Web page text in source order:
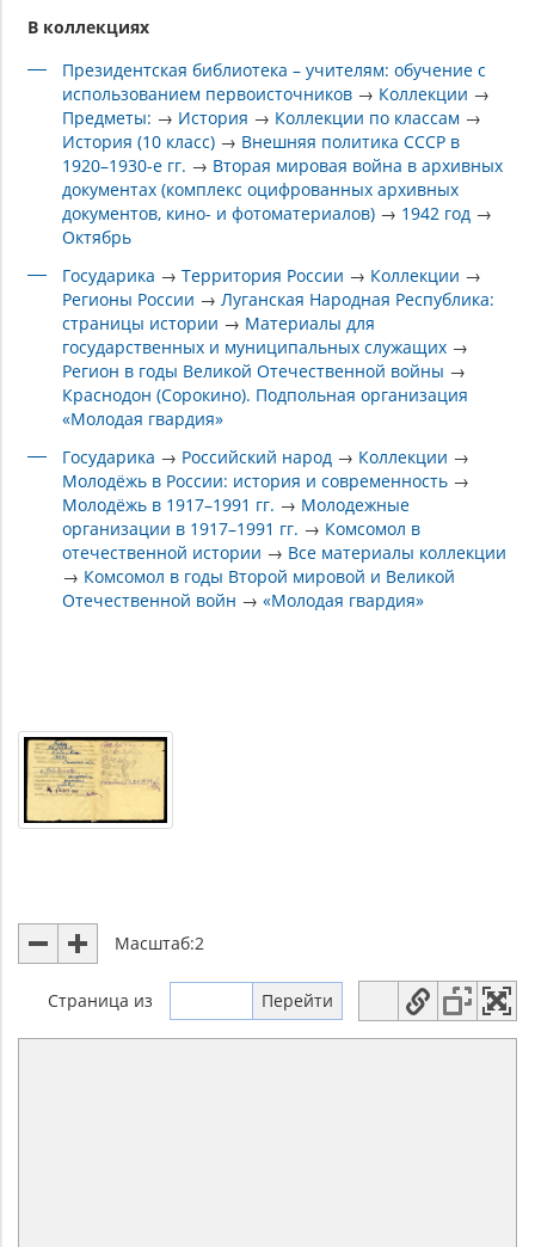
В коллекциях
Президентская библиотека – учителям: обучение с
использованием первоисточников → Коллекции →
Предметы: → История → Коллекции по классам →
История (10 класс) → Внешняя политика СССР в
1920–1930-е гг. → Вторая мировая война в архивных
документах (комплекс оцифрованных архивных
документов, кино- и фотоматериалов) → 1942 год →
Октябрь
Государика →Территория России → Коллекции →
Регионы России → Луганская Народная Республика:
страницы истории → Материалы для
государственных и муниципальных служащих →
Регион в годы Великой Отечественной войны →
Краснодон (Сорокино). Подпольная организация
«Молодая гвардия»
Государика → Российский народ → Коллекции →
Молодёжь в России: история и современность →
Молодёжь в 1917–1991 гг. → Молодежные
организации в 1917–1991 гг. → Комсомол в
отечественной истории → Все материалы коллекции
→ Комсомол в годы Второй мировой и Великой
Отечественной войн →«Молодая гвардия»
Масштаб:2
Страница из